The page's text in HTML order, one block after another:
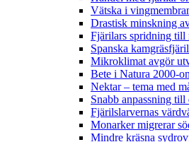
Vätska i
Drastisk minskning
Fjärilars spridning till
Spanska
Mikroklimat avgör
Bete i Natura 2000-
Nektar – tema med
Snabb anpassning
Fjärilslarvernas
Monarker migrerar
Mindre kräsna